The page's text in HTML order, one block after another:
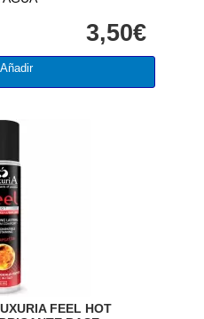
3,50€
Añadir
FEEL HOT